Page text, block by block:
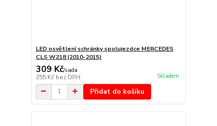
LED osvětlení schránky spolujezdce MERCEDES
CLS W218 (2010-2015)
309 Kč/sada
255 Kč bez DPH Skladem
Přidat do košíku